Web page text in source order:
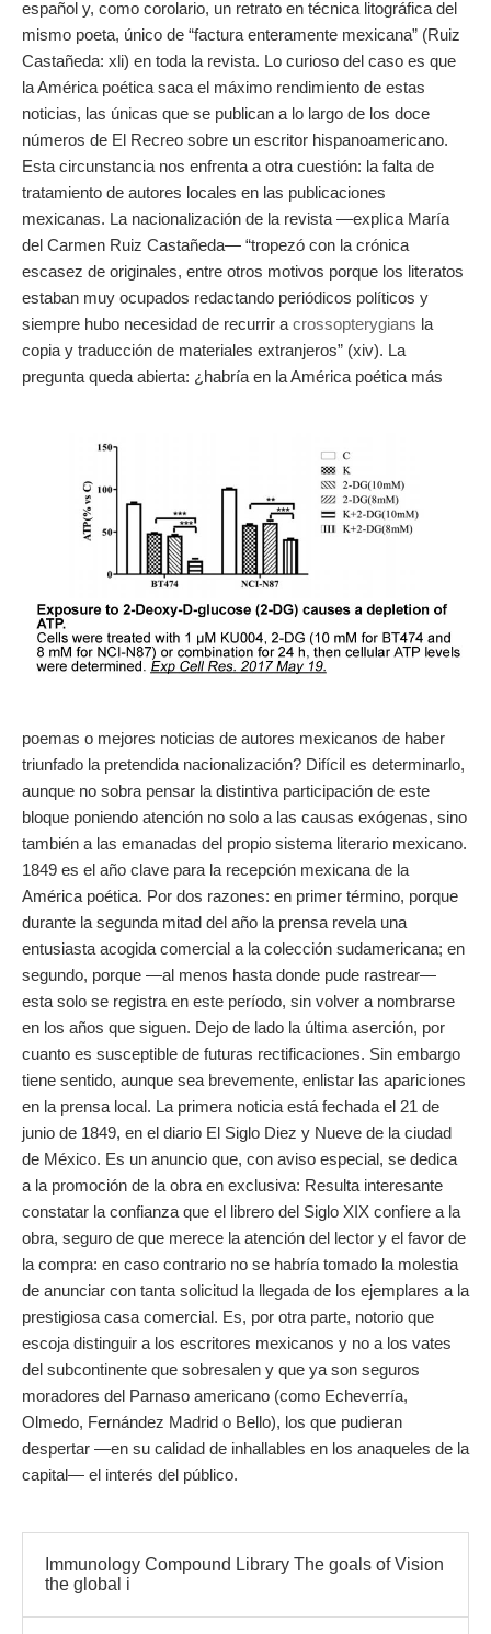
español y, como corolario, un retrato en técnica litográfica del
mismo poeta, único de “factura enteramente mexicana” (Ruiz
Castañeda: xli) en toda la revista. Lo curioso del caso es que
la América poética saca el máximo rendimiento de estas
noticias, las únicas que se publican a lo largo de los doce
números de El Recreo sobre un escritor hispanoamericano.
Esta circunstancia nos enfrenta a otra cuestión: la falta de
tratamiento de autores locales en las publicaciones
mexicanas. La nacionalización de la revista —explica María
del Carmen Ruiz Castañeda— “tropezó con la crónica
escasez de originales, entre otros motivos porque los literatos
estaban muy ocupados redactando periódicos políticos y
siempre hubo necesidad de recurrir a crossopterygians la
copia y traducción de materiales extranjeros” (xiv). La
pregunta queda abierta: ¿habría en la América poética más
poemas o mejores noticias de autores mexicanos de haber
triunfado la pretendida nacionalización? Difícil es determinarlo,
aunque no sobra pensar la distintiva participación de este
bloque poniendo atención no solo a las causas exógenas, sino
también a las emanadas del propio sistema literario mexicano.
1849 es el año clave para la recepción mexicana de la
América poética. Por dos razones: en primer término, porque
durante la segunda mitad del año la prensa revela una
entusiasta acogida comercial a la colección sudamericana; en
segundo, porque —al menos hasta donde pude rastrear—
esta solo se registra en este período, sin volver a nombrarse
en los años que siguen. Dejo de lado la última aserción, por
cuanto es susceptible de futuras rectificaciones. Sin embargo
tiene sentido, aunque sea brevemente, enlistar las apariciones
en la prensa local. La primera noticia está fechada el 21 de
junio de 1849, en el diario El Siglo Diez y Nueve de la ciudad
de México. Es un anuncio que, con aviso especial, se dedica
a la promoción de la obra en exclusiva: Resulta interesante
constatar la confianza que el librero del Siglo XIX confiere a la
obra, seguro de que merece la atención del lector y el favor de
la compra: en caso contrario no se habría tomado la molestia
de anunciar con tanta solicitud la llegada de los ejemplares a la
prestigiosa casa comercial. Es, por otra parte, notorio que
escoja distinguir a los escritores mexicanos y no a los vates
del subcontinente que sobresalen y que ya son seguros
moradores del Parnaso americano (como Echeverría,
Olmedo, Fernández Madrid o Bello), los que pudieran
despertar —en su calidad de inhallables en los anaqueles de la
capital— el interés del público.
Immunology Compound Library The goals of Vision
the global i